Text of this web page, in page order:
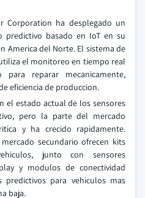
Corporation ha desplegado un
predictivo basado en IoT en su
America del Norte. El sistema de
el monitoreo en tiempo real
reparar mecanicamente,
eficiencia de produccion.
el estado actual de los sensores
pero la parte del mercado
y ha crecido rapidamente.
secundario ofrecen kits
junto con sensores
y modulos de conectividad
predictivos para vehiculos mas
baja.